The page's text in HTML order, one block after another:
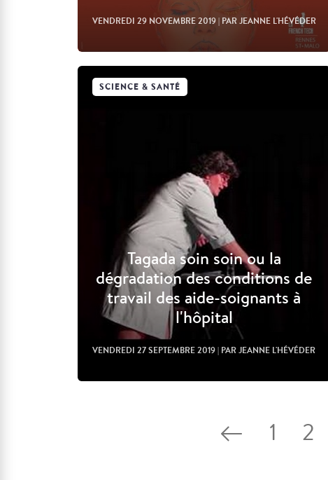
VENDREDI 29 NOVEMBRE 2019| PAR JEANNE L'HÉVÉDER
Lire l'article
Tagada soin soin ou la
dégradation des conditions de
travail des aide-soignants à
l'hôpital
VENDREDI 27 SEPTEMBRE 2019| PAR JEANNE L'HÉVÉDER
SCIENCE & SANTÉ
1 2